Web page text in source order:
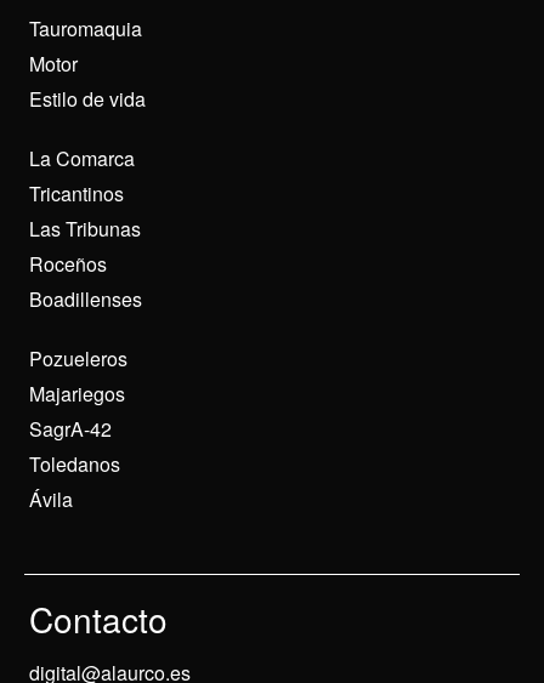
Tauromaquia
Motor
Estilo de vida
La Comarca
Tricantinos
Las Tribunas
Roceños
Boadillenses
Pozueleros
Majariegos
SagrA-42
Toledanos
Ávila
Contacto
digital@alaurco.es